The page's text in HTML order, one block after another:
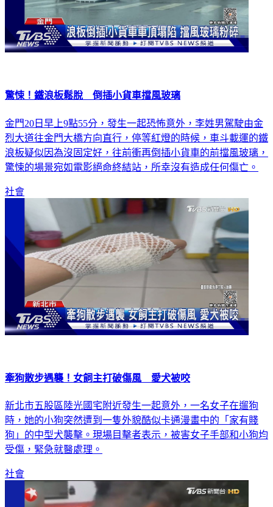
驚悚！鐵浪板鬆脫 倒插小貨車擋風玻璃
金門20日早上9點55分，發生一起恐怖意外，李姓男駕駛由金
烈大道往金門大橋方向直行，停等紅燈的時候，車斗載運的鐵
浪板疑似因為沒固定好，往前衝再倒插小貨車的前擋風玻璃，
驚悚的場景宛如電影絕命終結站，所幸沒有造成任何傷亡。
社會
牽狗散步遇襲！女飼主打破傷風 愛犬被咬
新北市五股區陸光國宅附近發生一起意外，一名女子在遛狗
時，她的小狗突然遭到一隻外貌酷似卡通漫畫中的「家有賤
狗」的中型犬襲擊。現場目擊者表示，被害女子手部和小狗均
受傷，緊急就醫處理。
社會